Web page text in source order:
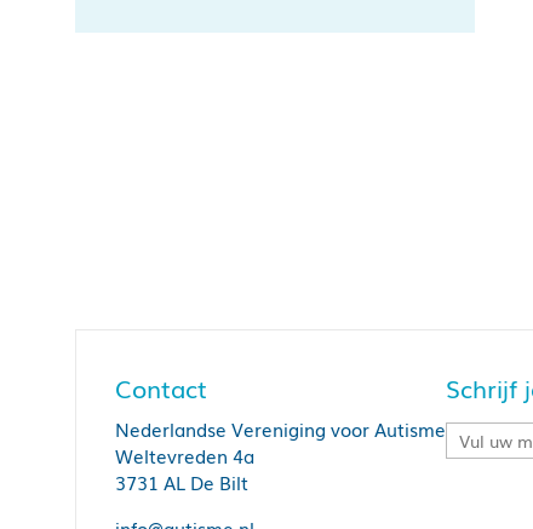
Contact
Nederlandse Vereniging voor Autisme
Weltevreden 4a
3731 AL De Bilt
Schrijf